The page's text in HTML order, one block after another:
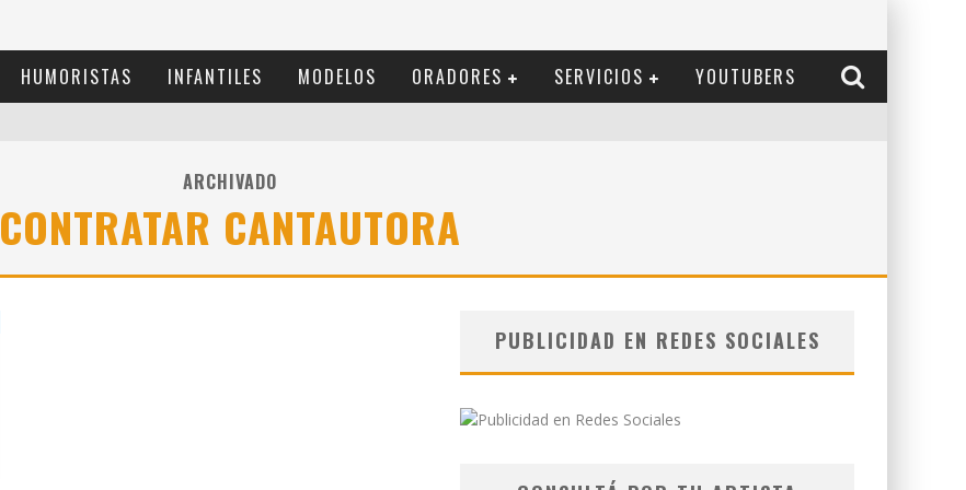
HUMORISTAS INFANTILES MODELOS ORADORES SERVICIOS YOUTUBERS
ARCHIVADO
CONTRATAR CANTAUTORA
PUBLICIDAD EN REDES SOCIALES